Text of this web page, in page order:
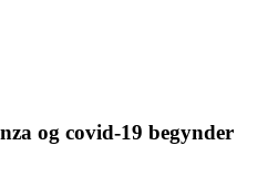
og covid-19 begynder